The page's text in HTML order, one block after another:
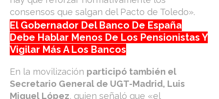
consensos que salgan del Pacto de Toledo».
El Gobernador Del Banco De España
Debe Hablar Menos De Los Pensionistas Y
Vigilar Más A Los Bancos
En la movilización participó también el
Secretario General de UGT-Madrid, Luis
Miguel López, quien señaló que «el